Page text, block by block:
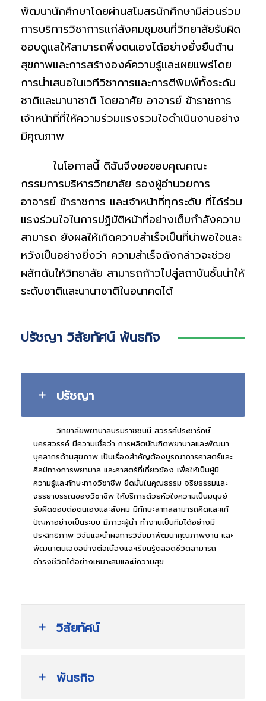
พัฒนานักศึกษาโดยผ่านสโมสรนักศึกษามีส่วนร่วม
การบริการวิชาการแก่สังคมชุมชนที่วิทยาลัยรับผิด
ชอบดูแลให้สามารถพึ่งตนเองได้อย่างยั่งยืนด้าน
สุขภาพและการสร้างองค์ความรู้และเผยแพร่โดย
การนำเสนอในเวทีวิชาการและการตีพิมพ์ทั้งระดับ
ชาติและนานาชาติ โดยอาศัย อาจารย์ ข้าราชการ
เจ้าหน้าที่ที่ให้ความร่วมแรงรวมใจดำเนินงานอย่าง
มีคุณภาพ
ในโอกาสนี้ ดิฉันจึงขอขอบคุณคณะ
กรรมการบริหารวิทยาลัย รองผู้อำนวยการ
อาจารย์ ข้าราชการ และเจ้าหน้าที่ทุกระดับ ที่ได้ร่วม
แรงร่วมใจในการปฏิบัติหน้าที่อย่างเต็มกำลังความ
สามารถ ยังผลให้เกิดความสำเร็จเป็นที่น่าพอใจและ
หวังเป็นอย่างยิ่งว่า ความสำเร็จดังกล่าวจะช่วย
ผลักดันให้วิทยาลัย สามารถก้าวไปสู่สถาบันชั้นนำให้
ระดับชาติและนานาชาติในอนาคตได้
ปรัชญา วิสัยทัศน์ พันธกิจ
ปรัชญา
วิทยาลัยพยาบาลบรมราชชนนี สวรรค์ประชารักษ์
นครสวรรค์ มีความเชื่อว่า การผลิตบัณฑิตพยาบาลและพัฒนา
บุคลากรด้านสุขภาพ เป็นเรื่องสำคัญต้องบูรณาการศาสตร์และ
ศิลป์ทางการพยาบาล และศาสตร์ที่เกี่ยวข้อง เพื่อให้เป็นผู้มี
ความรู้และทักษะทางวิชาชีพ ยึดมั่นในคุณธรรม จริยธรรมและ
จรรยาบรรณของวิชาชีพ ให้บริการด้วยหัวใจความเป็นมนุษย์
รับผิดชอบต่อตนเองและสังคม มีทักษะสากลสามารถคิดและแก้
ปัญหาอย่างเป็นระบบ มีภาวะผู้นำ ทำงานเป็นทีมได้อย่างมี
ประสิทธิภาพ วิจัยและนำผลการวิจัยมาพัฒนาคุณภาพงาน และ
พัฒนาตนเองอย่างต่อเนื่องและเรียนรู้ตลอดชีวิตสามารถ
ดำรงชีวิตได้อย่างเหมาะสมและมีความสุข
วิสัยทัศน์
พันธกิจ